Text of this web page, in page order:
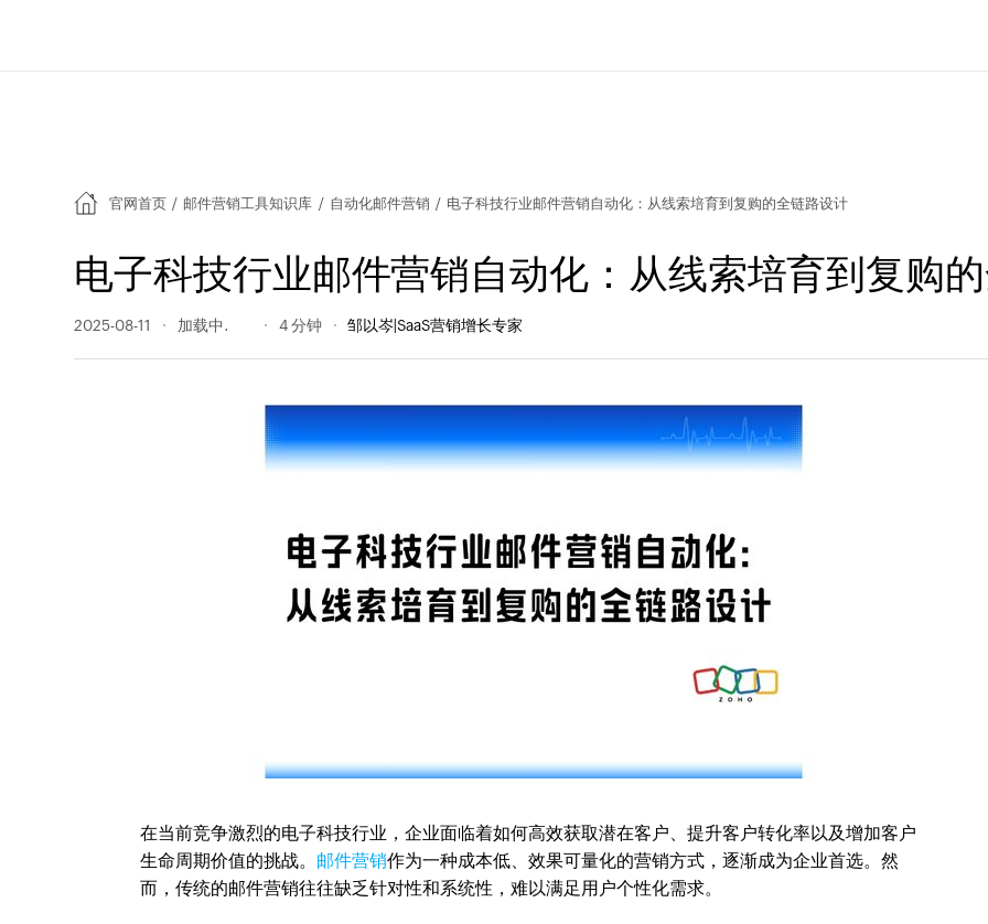
官网首页 / 邮件营销工具知识库 / 自动化邮件营销 / 电子科技行业邮件营销自动化：从线索培育到复购的全链路设计
电子科技行业邮件营销自动化：从线索培育到复购
2025-08-11 105 阅读量 4 分钟 邹以岑|SaaS营销增长专家
在当前竞争激烈的电子科技行业，企业面临着如何高效获取潜在客户、提升客户转化率以及增加客户
生命周期价值的挑战。 邮件营销作为一种成本低、效果可量化的营销方式，逐渐成为企业首选。然
而，传统的邮件营销往往缺乏针对性和系统性，难以满足用户个性化需求。